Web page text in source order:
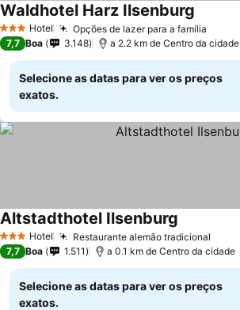
3 EstrelasHotel Opções de lazer para a família
Waldhotel Harz Ilsenburg
7,7 Boa 3.148 a 2.2 km de Centro da cidade
Selecione as datas para ver os preços
exatos.
3 EstrelasHotel Restaurante alemão tradicional
Altstadthotel Ilsenburg
7,7 Boa 1.511 a 0.1 km de Centro da cidade
Selecione as datas para ver os preços
exatos.